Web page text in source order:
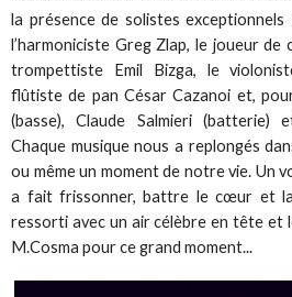
la présence de solistes
l’harmoniciste Greg Zlap, le joueur de
trompettiste Emil Bizga, le
flûtiste de pan César Cazanoi et,
(basse), Claude Salmieri (batterie)
Chaque musique nous a replongés
ou même un moment de notre vie. Un
a fait frissonner, battre le cœur et la
ressorti avec un air célèbre en tête et
M.Cosma pour ce grand moment...